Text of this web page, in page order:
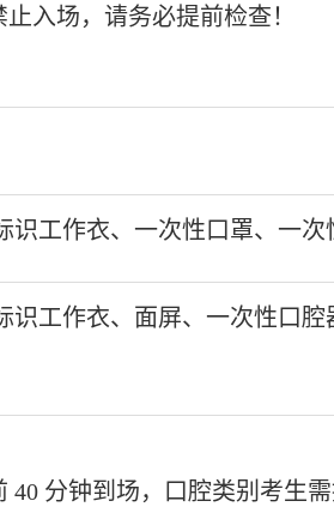
入场，请务必提前检查！
识工作衣、一次性口罩、一
识工作衣、面屏、一次性口
40 分钟到场，口腔类别考生需